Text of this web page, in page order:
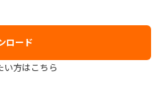
ロード
方はこちら